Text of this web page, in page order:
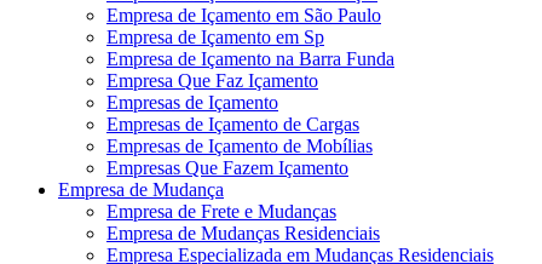
Empresa de Içamento em São Paulo
Empresa de Içamento em Sp
Empresa de Içamento na Barra Funda
Empresa Que Faz Içamento
Empresas de Içamento
Empresas de Içamento de Cargas
Empresas de Içamento de Mobílias
Empresas Que Fazem Içamento
Empresa de Mudança
Empresa de Frete e Mudanças
Empresa de Mudanças Residenciais
Empresa Especializada em Mudanças Residenciais